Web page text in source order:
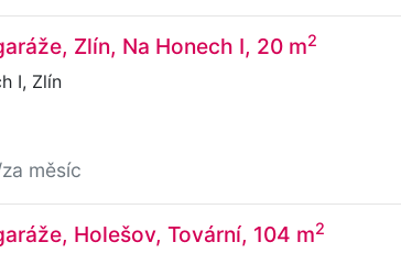
Zlín, Na Honech I, 20 m2
I, Zlín
měsíc
Holešov, Tovární, 104 m2